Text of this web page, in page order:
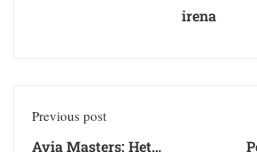
irena
Previous post
Avia Masters: Het